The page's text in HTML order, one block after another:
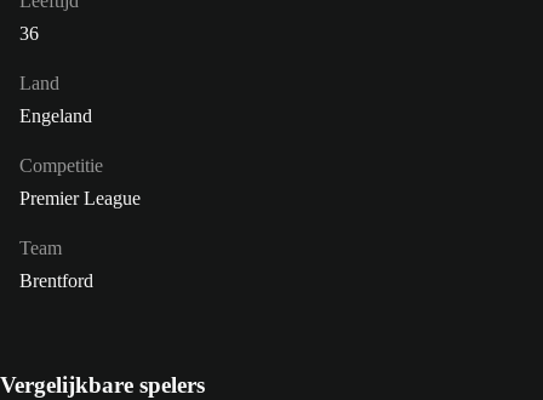
36
Land
Engeland
Competitie
Premier League
Team
Brentford
Vergelijkbare spelers